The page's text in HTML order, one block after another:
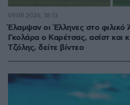
Έλαμψαν οι Έλληνες στο
Γκολάρα ο Καρέτσας, ασίστ και
Τζόλης, δείτε βίντεο
09.08.2026, 18:13